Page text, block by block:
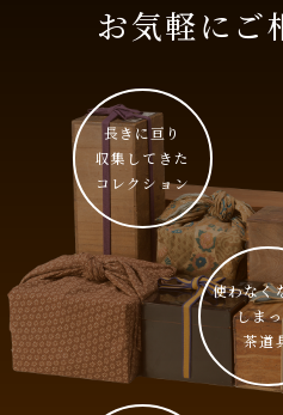
お気軽にご
長きに亘り
収集してきた
コレクション
使わなく
しま
茶道